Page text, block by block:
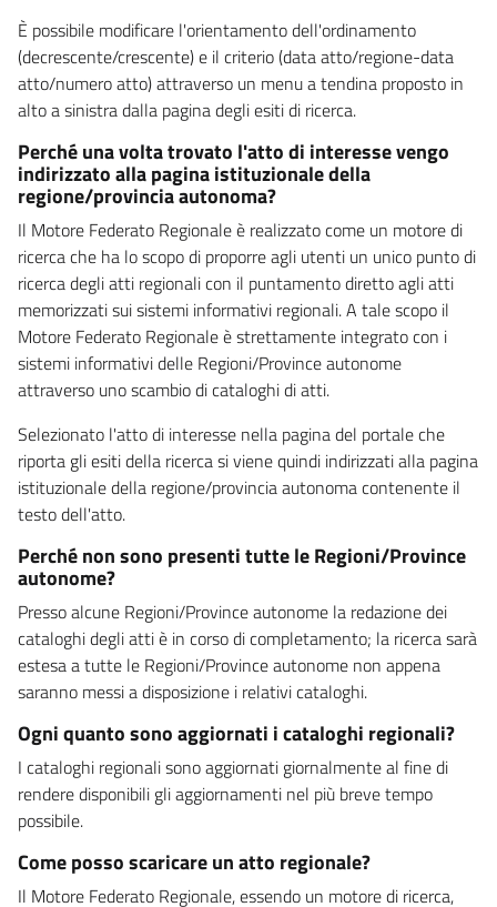
È possibile modificare l'orientamento dell'ordinamento
(decrescente/crescente) e il criterio (data atto/regione-data
atto/numero atto) attraverso un menu a tendina proposto in
alto a sinistra dalla pagina degli esiti di ricerca.
Perché una volta trovato l'atto di interesse vengo
indirizzato alla pagina istituzionale della
regione/provincia autonoma?
Il Motore Federato Regionale è realizzato come un motore di
ricerca che ha lo scopo di proporre agli utenti un unico punto di
ricerca degli atti regionali con il puntamento diretto agli atti
memorizzati sui sistemi informativi regionali. A tale scopo il
Motore Federato Regionale è strettamente integrato con i
sistemi informativi delle Regioni/Province autonome
attraverso uno scambio di cataloghi di atti.
Selezionato l'atto di interesse nella pagina del portale che
riporta gli esiti della ricerca si viene quindi indirizzati alla pagina
istituzionale della regione/provincia autonoma contenente il
testo dell'atto.
Perché non sono presenti tutte le Regioni/Province
autonome?
Presso alcune Regioni/Province autonome la redazione dei
cataloghi degli atti è in corso di completamento; la ricerca sarà
estesa a tutte le Regioni/Province autonome non appena
saranno messi a disposizione i relativi cataloghi.
Ogni quanto sono aggiornati i cataloghi regionali?
I cataloghi regionali sono aggiornati giornalmente al fine di
rendere disponibili gli aggiornamenti nel più breve tempo
possibile.
Come posso scaricare un atto regionale?
Il Motore Federato Regionale, essendo un motore di ricerca,